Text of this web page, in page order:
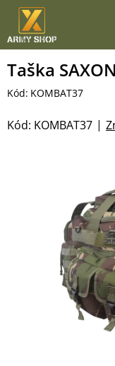
Přejít
obsah
Taška
Kód: KOMBAT37
Kód: KOMBAT37